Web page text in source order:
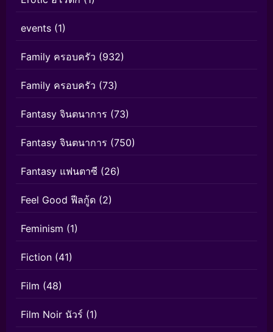
events (1)
Family ครอบครัว (932)
Family ครอบครัว (73)
Fantasy จินตนาการ (73)
Fantasy จินตนาการ (750)
Fantasy แฟนตาซี (26)
Feel Good ฟีลกู้ด (2)
Feminism (1)
Fiction (41)
Film (48)
Film Noir นัวร์ (1)